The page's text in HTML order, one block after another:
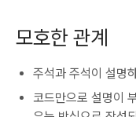
모호한 관계
주석과 주석이 설명
코드만으로 설명이